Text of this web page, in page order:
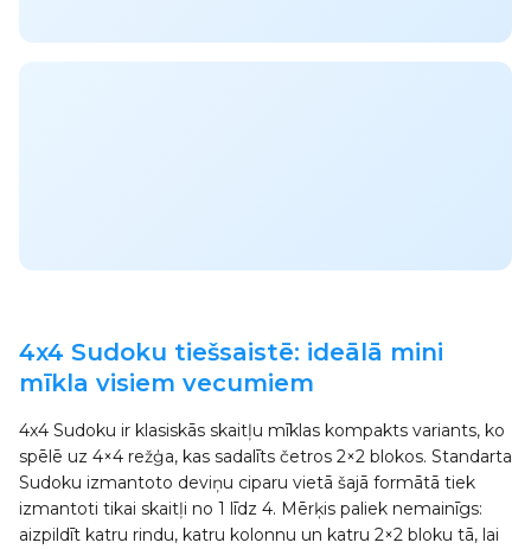
4x4 Sudoku tiešsaistē: ideālā mini
mīkla visiem vecumiem
4x4 Sudoku ir klasiskās skaitļu mīklas kompakts variants, ko
spēlē uz 4×4 režģa, kas sadalīts četros 2×2 blokos. Standarta
Sudoku izmantoto deviņu ciparu vietā šajā formātā tiek
izmantoti tikai skaitļi no 1 līdz 4. Mērķis paliek nemainīgs:
aizpildīt katru rindu, katru kolonnu un katru 2×2 bloku tā, lai